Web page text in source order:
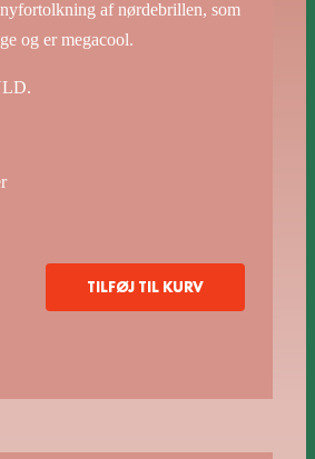
af nørdebrillen, som
og er megacool.
TILFØJ TIL KURV